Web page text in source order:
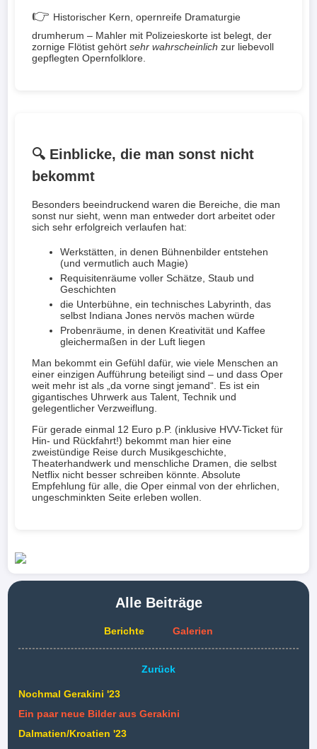
👉 Historischer Kern, opernreife Dramaturgie
drumherum – Mahler mit Polizeieskorte ist belegt, der
zornige Flötist gehörtsehr wahrscheinlich zur liebevoll
gepflegten Opernfolklore.
🔍 Einblicke, die man sonst nicht
bekommt
Besonders beeindruckend waren die Bereiche, die man
sonst nur sieht, wenn man entweder dort arbeitet oder
sich sehr erfolgreich verlaufen hat:
Werkstätten, in denen Bühnenbilder entstehen
(und vermutlich auch Magie)
Requisitenräume voller Schätze, Staub und
Geschichten
die Unterbühne, ein technisches Labyrinth, das
selbst Indiana Jones nervös machen würde
Probenräume, in denen Kreativität und Kaffee
gleichermaßen in der Luft liegen
Man bekommt ein Gefühl dafür, wie viele Menschen an
einer einzigen Aufführung beteiligt sind – und dass Oper
weit mehr ist als da vorne singt jemand
. Es ist ein
gigantisches Uhrwerk aus Talent, Technik und
gelegentlicher Verzweiflung.
Für gerade einmal 12 Euro p.P. (inklusive HVV-Ticket für
Hin- und Rückfahrt!) bekommt man hier eine
zweistündige Reise durch Musikgeschichte,
Theaterhandwerk und menschliche Dramen, die selbst
Netflix nicht besser schreiben könnte. Absolute
Empfehlung für alle, die Oper einmal von der ehrlichen,
ungeschminkten Seite erleben wollen.
Alle Beiträge
Berichte Galerien
Zurück
Nochmal Gerakini '23
Ein paar neue Bilder aus Gerakini
Dalmatien/Kroatien '23